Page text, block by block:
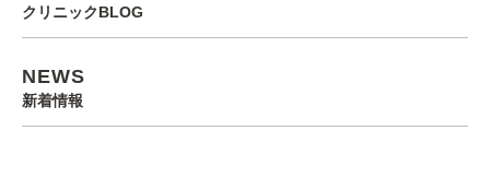
クリニックBLOG
NEWS
新着情報